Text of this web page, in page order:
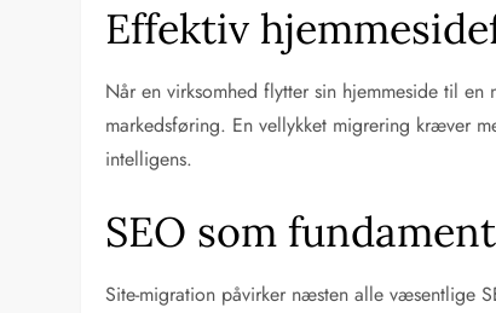
Effektiv
Når en virksomhed flytter sin hjemmeside til
markedsføring. En vellykket migrering kræver
intelligens.
SEO som
Site-migration påvirker næsten alle væsentlige